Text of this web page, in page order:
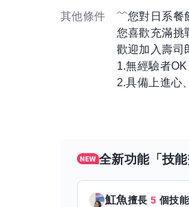
其他條件
﹌您對日系餐
您喜歡充滿挑
歡迎加入壽司
1.無經驗者
2.具備上進心
全新功能「技能
魟魚擅長5 個技能